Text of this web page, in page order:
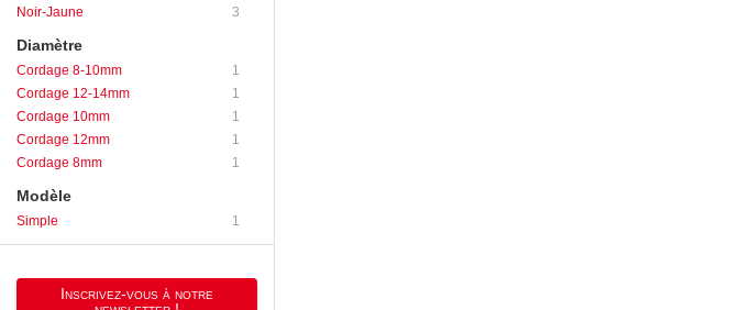
Noir-Jaune
3
Diamètre
Cordage 8-10mm
1
Cordage 12-14mm
1
Cordage 10mm
1
Cordage 12mm
1
Cordage 8mm
1
Modèle
Simple 1
Inscrivez-vous à notre